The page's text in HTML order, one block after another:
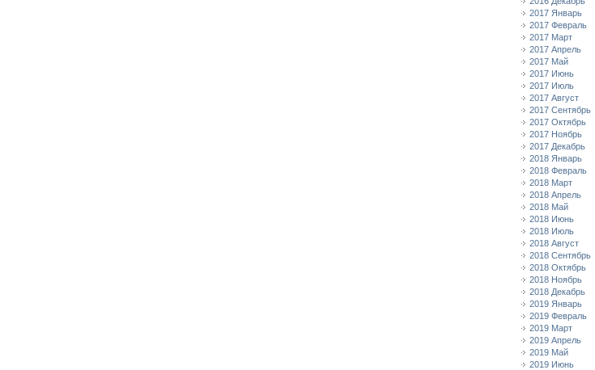
2017 Январь
2017 Февраль
2017 Март
2017 Апрель
2017 Май
2017 Июнь
2017 Июль
2017 Август
2017 Сентябрь
2017 Октябрь
2017 Ноябрь
2017 Декабрь
2018 Январь
2018 Февраль
2018 Март
2018 Апрель
2018 Май
2018 Июнь
2018 Июль
2018 Август
2018 Сентябрь
2018 Октябрь
2018 Ноябрь
2018 Декабрь
2019 Январь
2019 Февраль
2019 Март
2019 Апрель
2019 Май
2019 Июнь